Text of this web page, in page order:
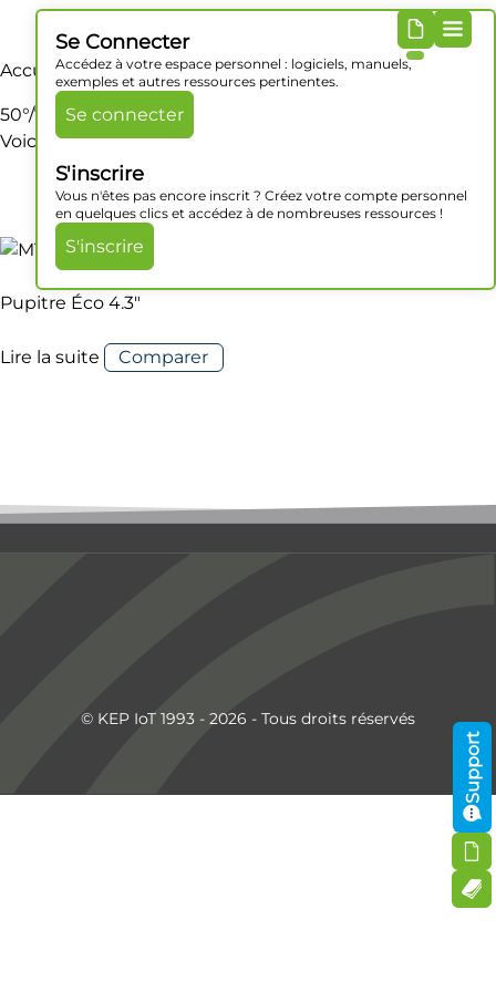
Se Connecter
Accédez à votre espace personnel : logiciels, manuels,
exemples et autres ressources pertinentes.
Se connecter
S'inscrire
Vous n'êtes pas encore inscrit ? Créez votre compte personnel
en quelques clics et accédez à de nombreuses ressources !
S'inscrire
Accueil/ Produit Angle de vision / 50°/70°/70°/70°
50°/70°/70°/70°
Voici le seul résultat
Pupitre Éco 4.3″
Lire la suite Comparer
Support
© KEP IoT 1993 - 2026 - Tous droits réservés